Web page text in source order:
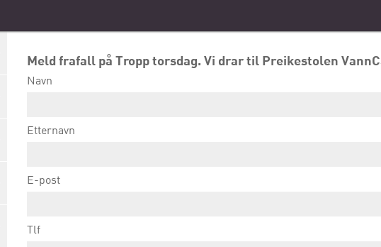
Meld frafall på Tropp torsdag. Vi drar til Preikestolen
Navn
Etternavn
E-post
Tlf